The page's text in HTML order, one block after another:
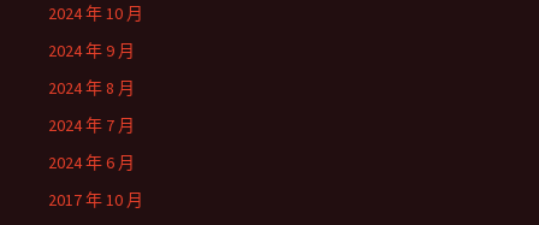
2024 年 10 月
2024 年 9 月
2024 年 8 月
2024 年 7 月
2024 年 6 月
2017 年 10 月